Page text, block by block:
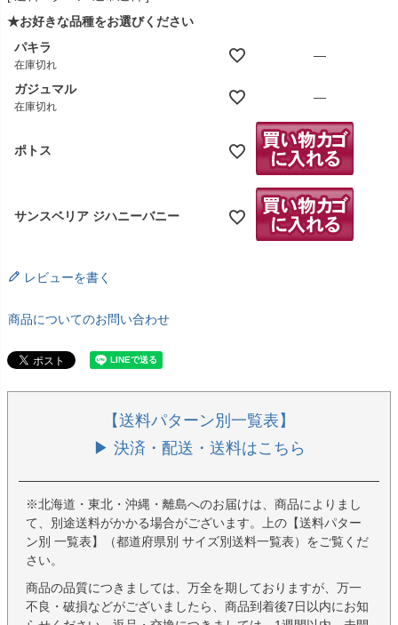
★お好きな品種をお選びください
パキラ
在庫切れ
—
ガジュマル
在庫切れ
—
ポトス
サンスベリア ジハニーバニー
レビューを書く
商品についてのお問い合わせ
【送料パターン別一覧表】
▶ 決済・配送・送料はこちら
※北海道・東北・沖縄・離島へのお届けは、商品によりまし
て、別途送料がかかる場合がございます。上の【送料パター
ン別 一覧表】（都道府県別 サイズ別送料一覧表）をご覧くだ
さい。
商品の品質につきましては、万全を期しておりますが、万一
不良・破損などがございましたら、商品到着後7日以内にお知